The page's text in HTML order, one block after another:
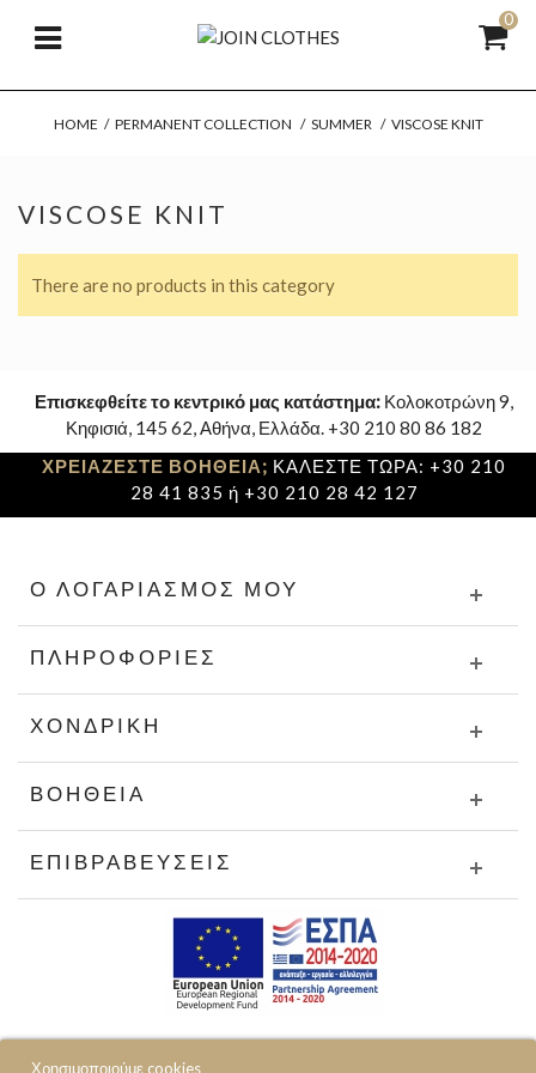
0
Χρησιμοποιούμε cookies
HOME / PERMANENT COLLECTION / SUMMER / VISCOSE KNIT
VISCOSE KNIT
There are no products in this category
Επισκεφθείτε το κεντρικό μας κατάστημα: Κολοκοτρώνη 9,
Κηφισιά, 145 62, Αθήνα, Ελλάδα. +30 210 80 86 182
ΧΡΕΙΑΖΕΣΤΕ ΒΟΗΘΕΙΑ; ΚΑΛΕΣΤΕ ΤΩΡΑ: +30 210
28 41 835 ή +30 210 28 42 127
Ο ΛΟΓΑΡΙΑΣΜΌΣ ΜΟΥ
ΠΛΗΡΟΦΟΡΊΕΣ
ΧΟΝΔΡΙΚΉ
ΒΟΉΘΕΙΑ
ΕΠΙΒΡΑΒΕΎΣΕΙΣ